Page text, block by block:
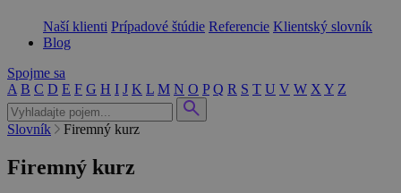
Naší klienti Prípadové štúdie Referencie Klientský slovník
Blog
Spojme sa
A B C D E F G H I J K L M N O P Q R S T U V W X Y Z
Slovník Firemný kurz
Firemný kurz